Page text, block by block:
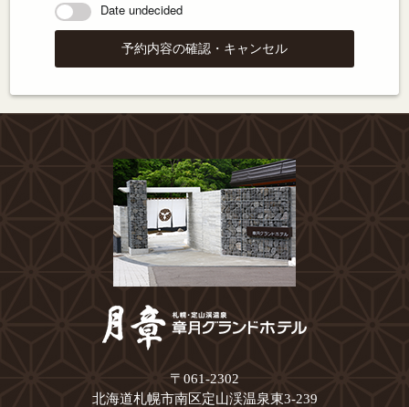
Date undecided
予約内容の確認・キャンセル
〒061-2302
北海道札幌市南区定山渓温泉東3-239